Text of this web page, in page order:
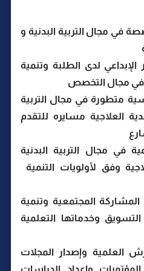
في مجال التربية البدنية و
الإبداعي لدى الطلبة وتنمية
في مجال التخصص
متطورة في مجال التربية
العلاجية مسايره للتقدم
في مجال التربية البدنية
وفق لأولويات التنمية
المجتمعية وتنمية
التسويق وخدماتها التعلمية
العلمية وإصدار المجلات